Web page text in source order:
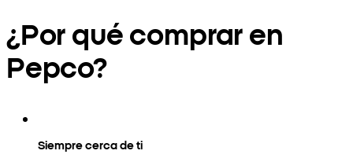
¿Por qué comprar en
Pepco?
Siempre cerca de ti